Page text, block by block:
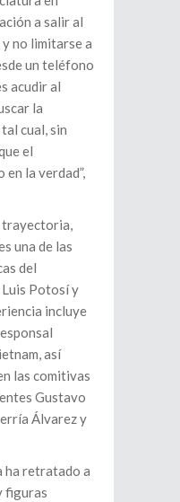
a salir al
no limitarse a
un teléfono
acudir al
la
cual, sin
el
la verdad”,
trayectoria,
una de las
del
Potosí y
incluye
así
las comitivas
Gustavo
Álvarez y
ha retratado a
figuras